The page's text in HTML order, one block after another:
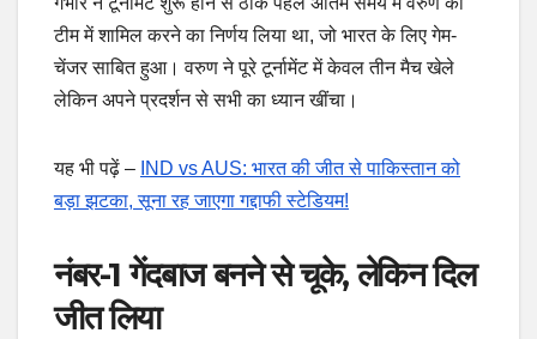
टीम में शामिल करने का निर्णय लिया था, जो भारत के लिए गेम-
चेंजर साबित हुआ। वरुण ने पूरे टूर्नामेंट में केवल तीन मैच खेले
लेकिन अपने प्रदर्शन से सभी का ध्यान खींचा।
यह भी पढ़ें – IND vs AUS: भारत की जीत से पाकिस्तान को
बड़ा झटका, सूना रह जाएगा गद्दाफी स्टेडियम!
नंबर-1 गेंदबाज बनने से चूके, लेकिन दिल
जीत लिया